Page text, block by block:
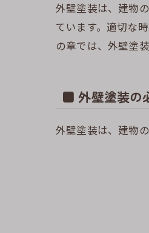
外壁塗装は、建物
ています。適切な
の章では、外壁塗
■ 外壁塗装の
外壁塗装は、建物